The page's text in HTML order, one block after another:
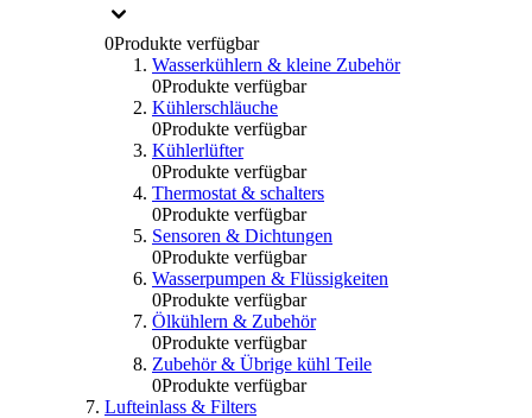
0Produkte verfügbar
Wasserkühlern & kleine Zubehör
0Produkte verfügbar
Kühlerschläuche
0Produkte verfügbar
Kühlerlüfter
0Produkte verfügbar
Thermostat & schalters
0Produkte verfügbar
Sensoren & Dichtungen
0Produkte verfügbar
Wasserpumpen & Flüssigkeiten
0Produkte verfügbar
Ölkühlern & Zubehör
0Produkte verfügbar
Zubehör & Übrige kühl Teile
0Produkte verfügbar
Lufteinlass & Filters